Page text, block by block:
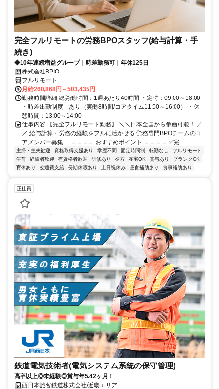
完全フルリモートの労務BPOスタッフ(給与計算・手
続き)
◆10年連続増益グループ｜時差勤務可｜年休125日
株式会社BPIO
フルリモート
月給260,868円～503,435円
勤務時間詳細 総労働時間：1週あたり40時間 ・定時：09:00～18:00
・時差出勤制度：あり（実働8時間/コアタイム11:00～16:00） ・休
憩時間：13:00～14:00
仕事内容 【完全フルリモート勤務】 ＼＼日本全国から参画可能！ ／
／ 給与計算・労務の経験をフルに活かせる 労務専門BPOチームのコ
アメンバー募集！ ＝＝＝＝ おすすめポイント ＝＝＝＝ ✅完...
主婦・主夫歓迎 資格取得支援あり 学歴不問 固定時間制 転勤なし
フルリモート
午前
経験者歓迎 有資格者歓迎 研修あり 夕方 在宅OK 賞与あり
ブランクOK
育休あり
交通費支給 長期休暇あり 土日祝休み 昼食補助あり 食事補助あり
正社員
鉄道電気技術者(電気システム系統の保守管理)
高卒以上◎未経験◎賞与年5.42ヶ月！
西日本旅客鉄道株式会社/近畿エリア